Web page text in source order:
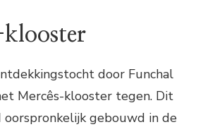
door Funchal
Mercês-klooster tegen. Dit
gebouwd in de